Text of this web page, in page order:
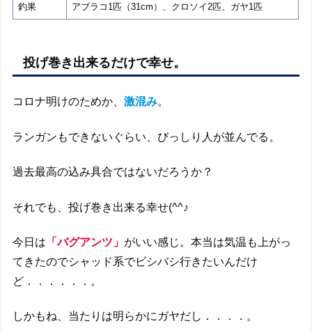
釣果 アブラコ1匹（31cm）、クロソイ2匹、ガヤ1匹
投げ巻き出来るだけで幸せ。
コロナ明けのためか、激混み。
ランガンもできないぐらい、びっしり人が並んでる。
過去最高の込み具合ではないだろうか？
それでも、投げ巻き出来る幸せ(^^♪
今日は 「バグアンツ」 がいい感じ。本当は気温も上がっ
てきたのでシャッド系でビシバシ行きたいんだけ
ど．．．．．．。
しかもね、当たりは明らかにガヤだし．．．．。